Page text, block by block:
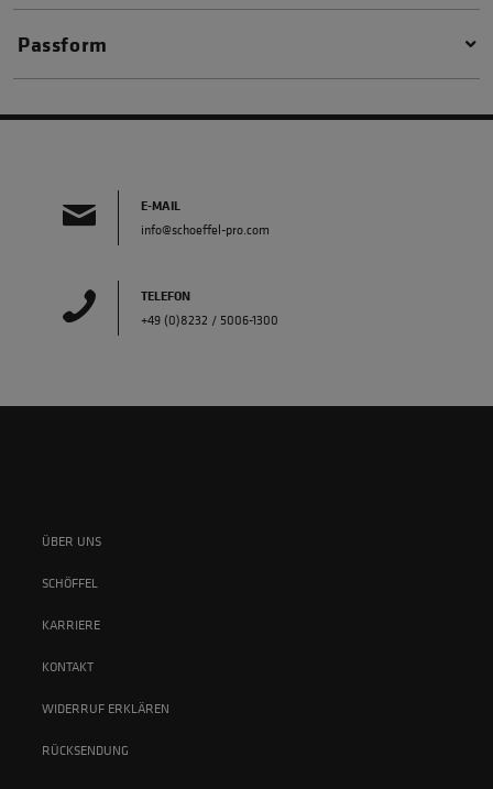
Passform
E-MAIL
info@schoeffel-pro.com
TELEFON
+49 (0)8232 / 5006-1300
ÜBER UNS
SCHÖFFEL
KARRIERE
KONTAKT
WIDERRUF ERKLÄREN
RÜCKSENDUNG